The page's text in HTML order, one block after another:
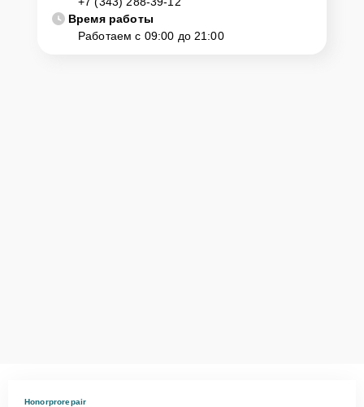
Для запуска процесса ремонта ультрабука Honor MagicBook 14
Nbl-WAQ9HNR нужно просто оставитьЗаявку на сайте
Время работы
Работаем с 09:00 до 21:00
Honorprorepair